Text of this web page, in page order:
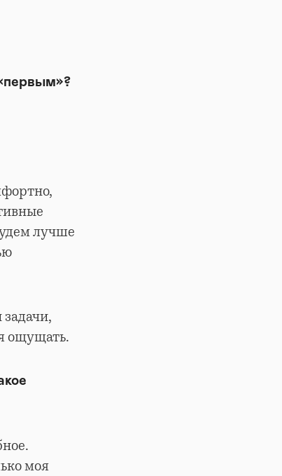
лучше
ощущать.
моя